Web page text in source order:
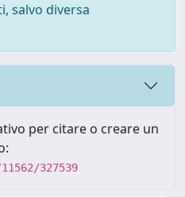
salvo diversa
per citare o creare un
327539